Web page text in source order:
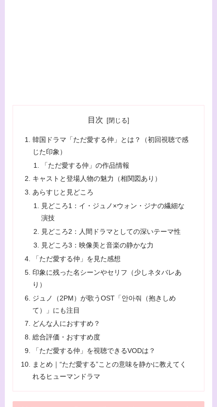
目次
韓国ドラマ「ただ愛する仲」とは？（初回視聴で感
じた印象）
「ただ愛する仲」の作品情報
キャストと登場人物の魅力（相関図あり）
あらすじと見どころ
見どころ1：イ・ジュノ×ウォン・ジナの繊細な
演技
見どころ2：人間ドラマとしての深いテーマ性
見どころ3：映像美と音楽の静かな力
「ただ愛する仲」を見た感想
印象に残った名シーンやセリフ（少しネタバレあ
り）
ジュノ（2PM）が歌うOST「안아줘（抱きしめ
て）」にも注目
どんな人におすすめ？
総合評価・おすすめ度
「ただ愛する仲」を視聴できるVODは？
まとめ｜“ただ愛する”ことの意味を静かに教えてく
れるヒューマンドラマ